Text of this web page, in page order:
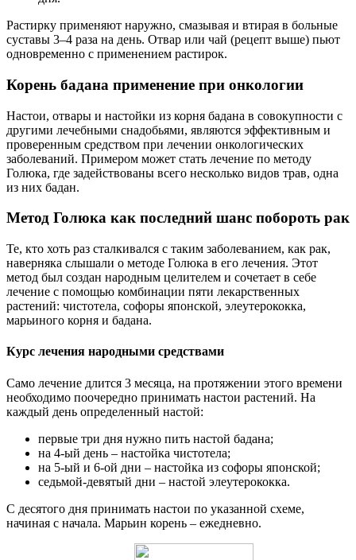
Растирку применяют наружно, смазывая и втирая в больные
суставы 3–4 раза на день. Отвар или чай (рецепт выше) пьют
одновременно с применением растирок.
Корень бадана применение при онкологии
Настои, отвары и настойки из корня бадана в совокупности с
другими лечебными снадобьями, являются эффективным и
проверенным средством при лечении онкологических
заболеваний. Примером может стать лечение по методу
Голюка, где задействованы всего несколько видов трав, одна
из них бадан.
Метод Голюка как последний шанс побороть рак
Те, кто хоть раз сталкивался с таким заболеванием, как рак,
наверняка слышали о методе Голюка в его лечения. Этот
метод был создан народным целителем и сочетает в себе
лечение с помощью комбинации пяти лекарственных
растений: чистотела, софоры японской, элеутерококка,
марьиного корня и бадана.
Курс лечения народными средствами
Само лечение длится 3 месяца, на протяжении этого времени
необходимо поочередно принимать настои растений. На
каждый день определенный настой:
первые три дня нужно пить настой бадана;
на 4-ый день – настойка чистотела;
на 5-ый и 6-ой дни – настойка из софоры японской;
седьмой-девятый дни – настой элеутерококка.
С десятого дня принимать настои по указанной схеме,
начиная с начала. Марьин корень – ежедневно.